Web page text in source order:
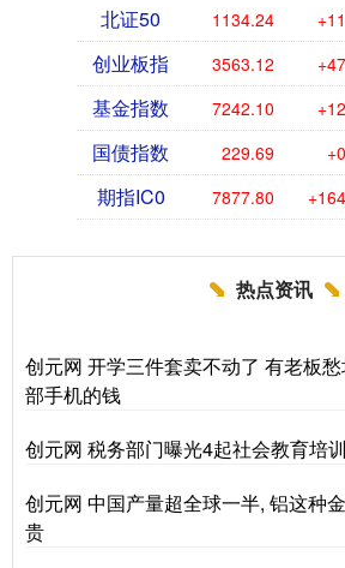
北证50 1134.24
创业板指 3563.12
基金指数 7242.10
国债指数 229.69
期指IC0 7877.80
热点资讯
创元网 开学三件套卖不动了 有老板
部手机的钱
创元网 税务部门曝光4起社会教育培
创元网 中国产量超全球一半, 铝这种
贵